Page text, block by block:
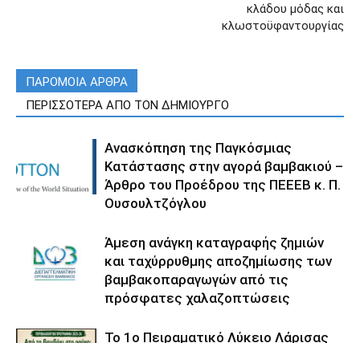
κλάδου μόδας και
κλωστοϋφαντουργίας
ΠΑΡΟΜΟΙΑ ΑΡΘΡΑ
ΠΕΡΙΣΣΟΤΕΡΑ ΑΠΟ ΤΟΝ ΔΗΜΙΟΥΡΓΟ
Ανασκόπηση της Παγκόσμιας
Κατάστασης στην αγορά βαμβακιού –
Άρθρο του Προέδρου της ΠΕΕΕΒ κ. Π.
Ουσουλτζόγλου
Άμεση ανάγκη καταγραφής ζημιών
και ταχύρρυθμης αποζημίωσης των
βαμβακοπαραγωγών από τις
πρόσφατες χαλαζοπτώσεις
Το 1ο Πειραματικό Λύκειο Λάρισας